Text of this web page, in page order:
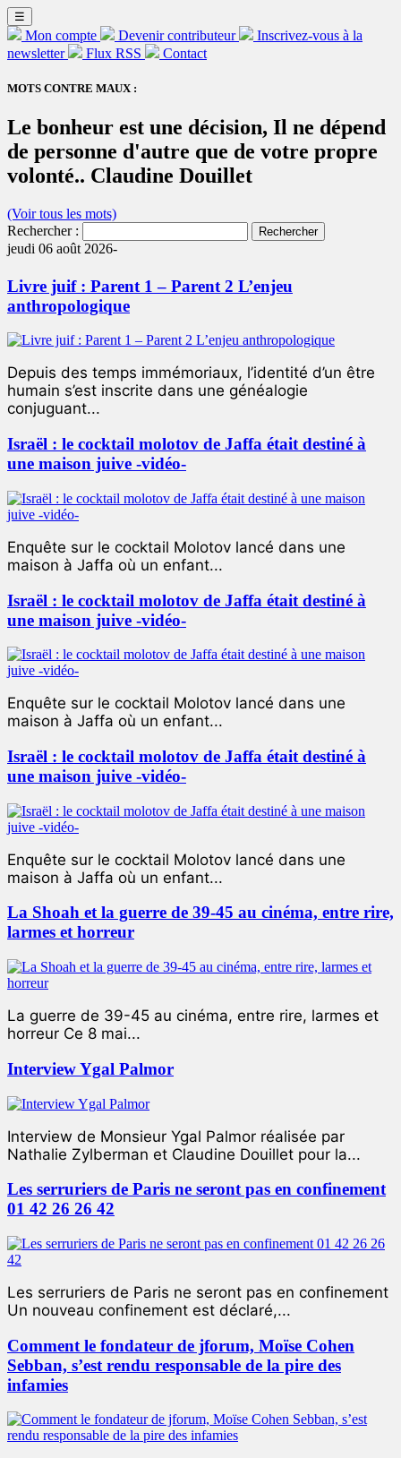
☰
Mon compte Devenir contributeur
Inscrivez-vous à la
newsletter
Flux RSS Contact
MOTS CONTRE MAUX :
Le bonheur est une décision, Il ne dépend
de personne d'autre que de votre propre
volonté.. Claudine Douillet
(Voir tous les mots)
Rechercher :
jeudi 06 août 2026-
Livre juif : Parent 1 – Parent 2 L’enjeu
anthropologique
Depuis des temps immémoriaux, l’identité d’un être
humain s’est inscrite dans une généalogie
conjuguant...
Israël : le cocktail molotov de Jaffa était destiné à
une maison juive -vidéo-
Enquête sur le cocktail Molotov lancé dans une
maison à Jaffa où un enfant...
Israël : le cocktail molotov de Jaffa était destiné à
une maison juive -vidéo-
Enquête sur le cocktail Molotov lancé dans une
maison à Jaffa où un enfant...
Israël : le cocktail molotov de Jaffa était destiné à
une maison juive -vidéo-
Enquête sur le cocktail Molotov lancé dans une
maison à Jaffa où un enfant...
La Shoah et la guerre de 39-45 au cinéma, entre rire,
larmes et horreur
La guerre de 39-45 au cinéma, entre rire, larmes et
horreur Ce 8 mai...
Interview Ygal Palmor
Interview de Monsieur Ygal Palmor réalisée par
Nathalie Zylberman et Claudine Douillet pour la...
Les serruriers de Paris ne seront pas en confinement
01 42 26 26 42
Les serruriers de Paris ne seront pas en confinement
Un nouveau confinement est déclaré,...
Comment le fondateur de jforum, Moïse Cohen
Sebban, s’est rendu responsable de la pire des
infamies